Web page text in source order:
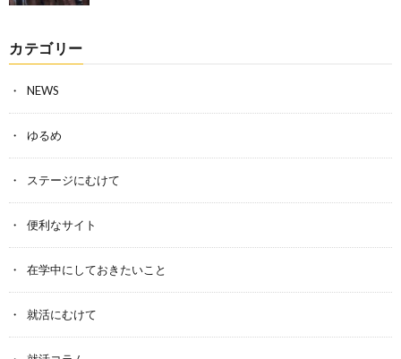
カテゴリー
NEWS
ゆるめ
ステージにむけて
便利なサイト
在学中にしておきたいこと
就活にむけて